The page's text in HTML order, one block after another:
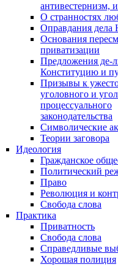
антивестернизм,
О странностях
Оправдания
Основания
приватизации
Предложения де-
Конституцию и
Призывы к
уголовного и
процессуального
законодательства
Символические
Теории заговора
Идеология
Гражданское
Политический
Право
Революция и
Свобода слова
Практика
Приватность
Свобода слова
Справедливые
Хорошая полиция